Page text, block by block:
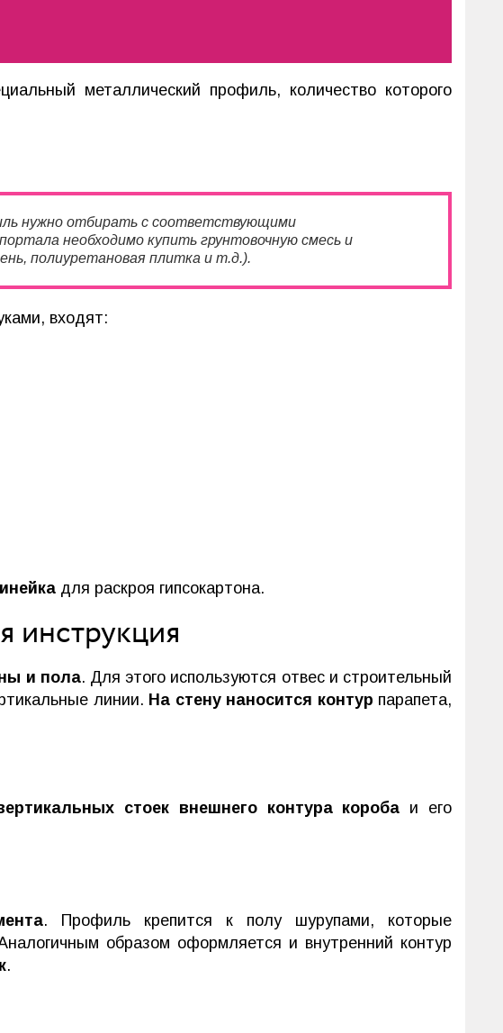
металлический профиль, количество которого
нужно отбирать с соответствующими
необходимо купить грунтовочную смесь и
полиуретановая плитка и т.д.).
входят:
для раскроя гипсокартона.
инструкция
и пола. Для этого используются отвес и строительный
линии. На стену наносится контур парапета,
стоек внешнего контура короба и его
. Профиль крепится к полу шурупами, которые
образом оформляется и внутренний контур
.